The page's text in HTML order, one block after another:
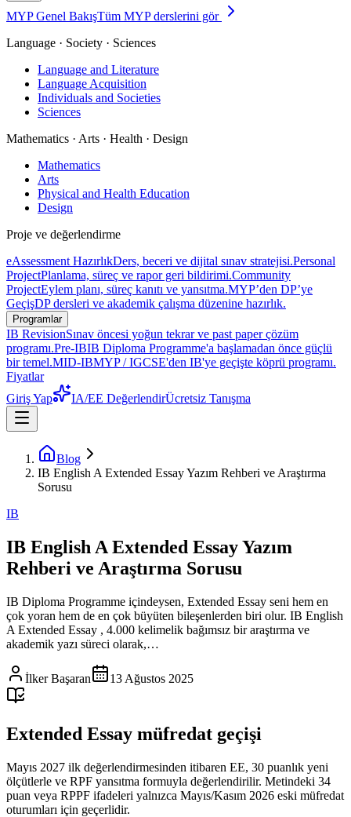
MYP Genel BakışTüm MYP derslerini gör
Language · Society · Sciences
Language and Literature
Language Acquisition
Individuals and Societies
Sciences
Mathematics · Arts · Health · Design
Mathematics
Arts
Physical and Health Education
Design
Proje ve değerlendirme
eAssessment HazırlıkDers, beceri ve dijital sınav stratejisi.Personal
ProjectPlanlama, süreç ve rapor geri bildirimi.Community
ProjectEylem planı, süreç kanıtı ve yansıtma.MYP’den DP’ye
GeçişDP dersleri ve akademik çalışma düzenine hazırlık.
Programlar
IB RevisionSınav öncesi yoğun tekrar ve past paper çözüm
programı.Pre-IBIB Diploma Programme'a başlamadan önce güçlü
bir temel.MID-IBMYP / IGCSE'den IB'ye geçişte köprü programı.
Fiyatlar
Giriş Yap
IA/EE DeğerlendirÜcretsiz Tanışma
Blog
IB English A Extended Essay Yazım Rehberi ve Araştırma
Sorusu
IB
IB English A Extended Essay Yazım
Rehberi ve Araştırma Sorusu
IB Diploma Programme içindeysen, Extended Essay seni hem en
çok yoran hem de en çok büyüten bileşenlerden biri olur. IB English
A Extended Essay , 4.000 kelimelik bağımsız bir araştırma ve
akademik yazı süreci olarak,…
İlker Başaran 13 Ağustos 2025
Extended Essay müfredat geçişi
Mayıs 2027 ilk değerlendirmesinden itibaren EE, 30 puanlık yeni
ölçütlerle ve RPF yansıtma formuyla değerlendirilir. Metindeki 34
puan veya RPPF ifadeleri yalnızca Mayıs/Kasım 2026 eski müfredat
oturumları için geçerlidir.